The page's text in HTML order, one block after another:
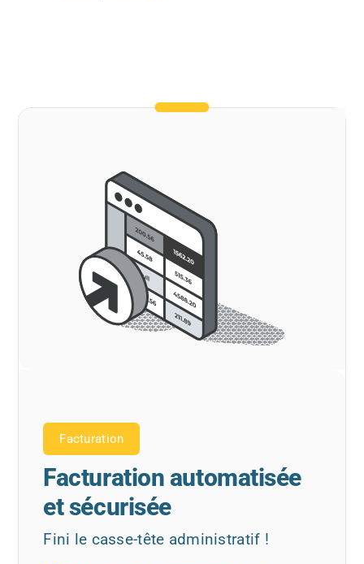
Facturation
Facturation automatisée
et sécurisée
Fini le casse-tête administratif !